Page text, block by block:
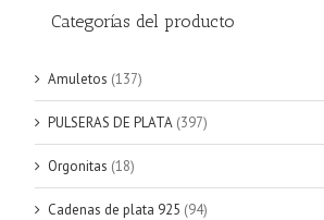
Categorías del producto
Amuletos (137)
PULSERAS DE PLATA (397)
Orgonitas (18)
Cadenas de plata 925 (94)